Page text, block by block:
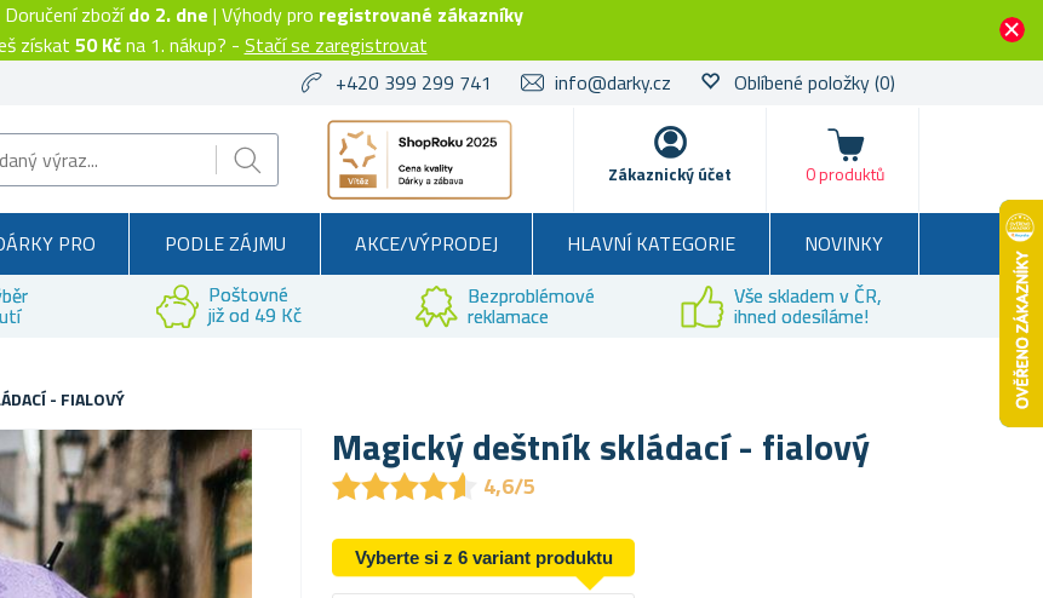
zbožído 2. dne | Výhody pro registrované zákazníky
získat 50 Kčna 1. nákup? - Stačí se zaregistrovat
+420 399 299 741
info@darky.cz Oblíbené položky(0)
Zákaznický účet
Košík
0 produktů
PRO PODLE ZÁJMU AKCE/VÝPRODEJ HLAVNÍ KATEGORIE
NOVINKY
Poštovné
již od 49 Kč
Bezproblémové
reklamace
Vše skladem v ČR,
ihned odesíláme!
- FIALOVÝ
Magický deštník skládací - fialový
★★★★★
★★★★★ 4,6/5
Vyberte si z 6 variant produktu